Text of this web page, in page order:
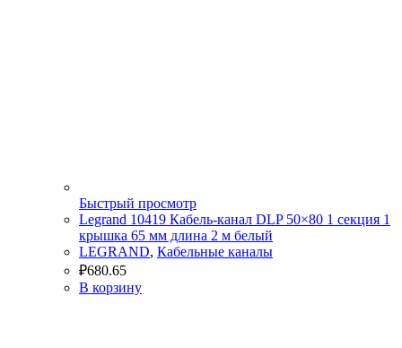
Быстрый просмотр
Legrand 10419 Кабель-канал DLP 50×80 1 секция 1
крышка 65 мм длина 2 м белый
LEGRAND, Кабельные каналы
₽680.65
В корзину